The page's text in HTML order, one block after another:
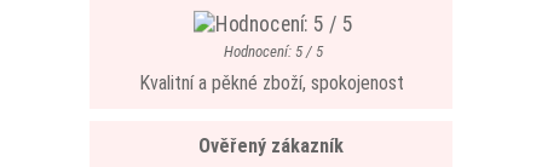
Hodnocení: 5 / 5
Kvalitní a pěkné zboží, spokojenost
Ověřený zákazník